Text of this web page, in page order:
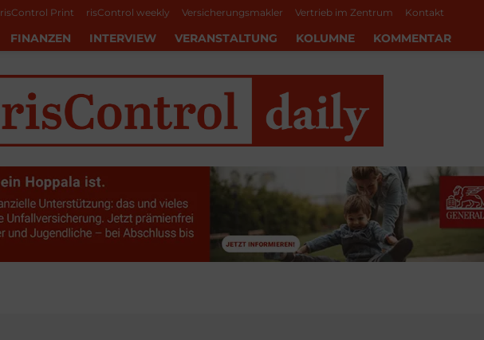
risControl Print risControl weekly Versicherungsmakler Vertrieb im Zentrum Kontakt
FINANZEN INTERVIEW VERANSTALTUNG KOLUMNE KOMMENTAR